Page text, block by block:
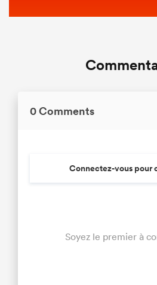
0 Comments
Connectez-vous pour
Soyez le premier à